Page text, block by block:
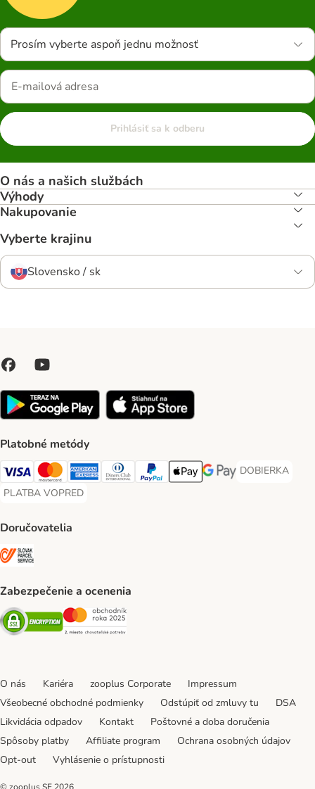
Prosím vyberte aspoň jednu možnosť
Prihlásiť sa k odberu
O nás a našich službách
Výhody
Nakupovanie
Vyberte krajinu
Slovensko / sk
Platobné metódy
Visa Payment Method
Mastercard Payment Method
American Express Payment Method
Diners Club Payment Method
PayPal Payment Method
Apple Pay Payment Method
Google Pay Payment
DOBIERKA
DOBIERKA
PLATBA VOPRED
PLATBA VOPRED Payment Method
Doručovatelia
Zabezpečenie a ocenenia
Security Security
O nás Kariéra zooplus Corporate
Impressum
Všeobecné obchodné podmienky
Odstúpiť od zmluvy tu
DSA
Likvidácia odpadov
Kontakt
Poštovné a doba doručenia
Spôsoby platby
Affiliate program
Ochrana osobných údajov
Opt-out
Vyhlásenie o prístupnosti